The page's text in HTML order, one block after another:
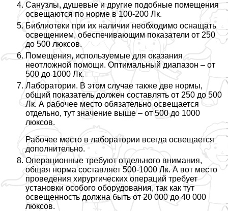
Санузлы, душевые и другие подобные помещения
освещаются по норме в 100-200 Лк.
Библиотеки при их наличии необходимо оснащать
освещением, обеспечивающим показатели от 250
до 500 люксов.
Помещения, используемые для оказания
неотложной помощи. Оптимальный диапазон – от
500 до 1000 Лк.
Лаборатории. В этом случае также две нормы,
общий показатель должен составлять от 250 до 500
Лк. А рабочее место обязательно освещается
отдельно, тут значение выше – от 500 до 1000
люксов.
Рабочее место в лаборатории всегда освещается
дополнительно.
Операционные требуют отдельного внимания,
общая норма составляет 500-1000 Лк. А вот место
проведения хирургических операций требует
установки особого оборудования, так как тут
освещенность должна быть от 20 000 до 40 000
люксов.